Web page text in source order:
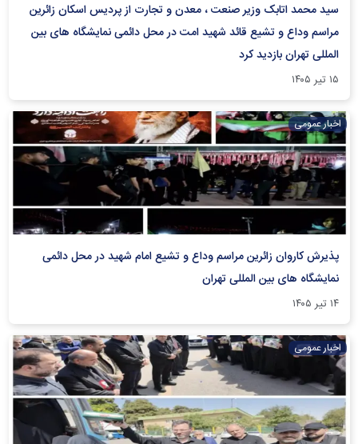
سید محمد اتابک وزیر صنعت ، معدن و تجارت از پردیس اسکان زائرین
مراسم وداع و تشیع قائد شهید امت در محل دائمی نمایشگاه های بین
المللی تهران بازدید کرد
۱۵ تیر ۱۴۰۵
اخبار عمومی
پذیرش کاروان زائرین مراسم وداع و تشیع امام شهید در محل دائمی
نمایشگاه های بین المللی تهران
۱۴ تیر ۱۴۰۵
اخبار عمومی